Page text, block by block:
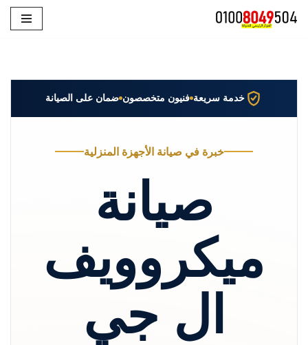
خدمة سريعة فنيون متخصصون ضمان على الصيانة
خبرة في صيانة الأجهزة المنزلية
صيانة
ميكروويف
ال جي